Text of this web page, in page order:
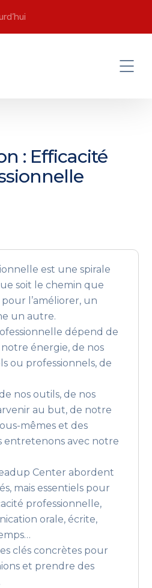
: Efficacité
est une spirale
soit le chemin que
l’améliorer, un
un autre.
dépend de
énergie, de nos
ou professionnels, de
nos outils, de nos
au but, de notre
mêmes et des
entretenons avec notre
Center abordent
mais essentiels pour
professionnelle,
orale, écrite,
clés concrètes pour
et prendre des